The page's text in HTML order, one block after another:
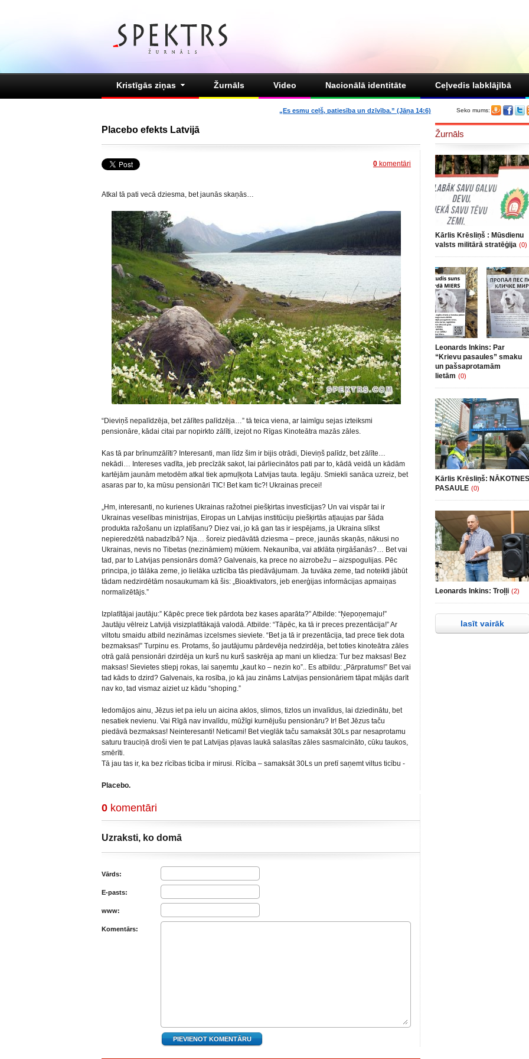
Kristīgās ziņas Žurnāls Video Nacionālā identitāte Ceļvedis labklājībā
Seko mums:
„Es esmu ceļš, patiesība un dzīvība.” (Jāņa 14:6)
Placebo efekts Latvijā
0 komentāri
Atkal tā pati vecā dziesma, bet jaunās skaņās…
“Dieviņš nepalīdzēja, bet zālītes palīdzēja…” tā teica viena, ar laimīgu sejas izteiksmi
pensionāre, kādai citai par nopirkto zālīti, izejot no Rīgas Kinoteātra mazās zāles.
Kas tā par brīnumzālīti? Interesanti, man līdz šim ir bijis otrādi, Dieviņš palīdz, bet zālīte…
nekādi… Intereses vadīta, jeb precīzāk sakot, lai pārliecinātos pati par to, kādā veidā un kādām
kartējām jaunām metodēm atkal tiek apmuļķota Latvijas tauta. Iegāju. Smiekli sanāca uzreiz, bet
asaras par to, ka mūsu pensionāri TIC! Bet kam tic?! Ukrainas precei!
„Hm, interesanti, no kurienes Ukrainas ražotnei piešķirtas investīcijas? Un vai vispār tai ir
Ukrainas veselības ministrijas, Eiropas un Latvijas institūciju piešķirtās atļaujas par šāda
produkta ražošanu un izplatīšanu? Diez vai, jo kā gan tas ir iespējams, ja Ukraina slīkst
nepieredzētā nabadzībā? Nja… šoreiz piedāvātā dziesma – prece, jaunās skaņās, nākusi no
Ukrainas, nevis no Tibetas (nezināmiem) mūkiem. Nekaunība, vai atklāta ņirgāšanās?… Bet vai
tad, par to Latvijas pensionārs domā? Galvenais, ka prece no aizrobežu – aizspogulijas. Pēc
principa, jo tālāka zeme, jo lielāka uzticība tās piedāvājumam. Ja tuvāka zeme, tad noteikti jābūt
tādam nedzirdētām nosaukumam kā šis: „Bioaktivators, jeb enerģijas informācijas apmaiņas
normalizētājs.”
Izplatītājai jautāju:” Kāpēc prece tiek pārdota bez kases aparāta?” Atbilde: “Ņepoņemaju!”
Jautāju vēlreiz Latvijā visizplatītākajā valodā. Atbilde: “Tāpēc, ka tā ir preces prezentācija!” Ar
viltotu smaidu atbild nezināmas izcelsmes sieviete. “Bet ja tā ir prezentācija, tad prece tiek dota
bezmaksas!” Turpinu es. Protams, šo jautājumu pārdevēja nedzirdēja, bet toties kinoteātra zāles
otrā galā pensionāri dzirdēja un kurš nu kurš saskrēja ap mani un kliedza: Tur bez maksas! Bez
maksas! Sievietes stiepj rokas, lai saņemtu „kaut ko – nezin ko”.. Es atbildu: „Pārpratums!” Bet vai
tad kāds to dzird? Galvenais, ka rosība, jo kā jau zināms Latvijas pensionāriem tāpat mājās darīt
nav ko, tad vismaz aiziet uz kādu “shoping.”
Iedomājos ainu, Jēzus iet pa ielu un aicina aklos, slimos, tizlos un invalīdus, lai dziedinātu, bet
nesatiek nevienu. Vai Rīgā nav invalīdu, mūžīgi kurnējušu pensionāru? Ir! Bet Jēzus taču
piedāvā bezmaksas! Neinteresanti! Neticami! Bet vieglāk taču samaksāt 30Ls par nesaprotamu
saturu trauciņā droši vien te pat Latvijas pļavas laukā salasītas zāles sasmalcināto, cūku taukos,
smērīti.
Tā jau tas ir, ka bez rīcības ticība ir mirusi. Rīcība – samaksāt 30Ls un pretī saņemt viltus ticību -
Placebo.
0 komentāri
Uzraksti, ko domā
Vārds:
E-pasts:
www:
Komentārs:
Žurnāls
Kārlis Krēsliņš : Mūsdienu
valsts militārā stratēģija (0)
Leonards Inkins: Par
“Krievu pasaules” smaku
un pašsaprotamām
lietām (0)
Kārlis Krēsliņš: NĀKOTNES
PASAULE (0)
Leonards Inkins: Troļļi (2)
lasīt vairāk